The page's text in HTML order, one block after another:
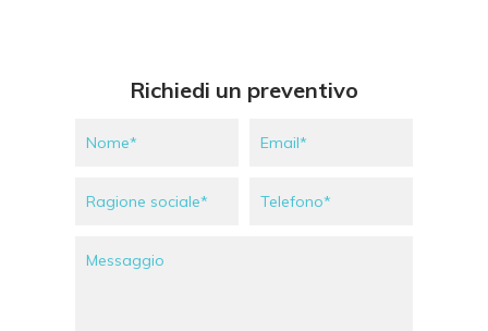
Richiedi un preventivo